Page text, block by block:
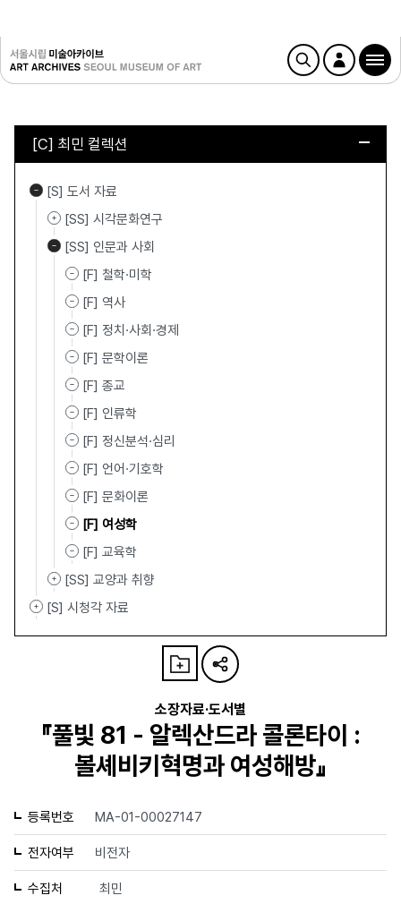
[C] 최민 컬렉션
[S] 도서 자료
[SS] 시각문화연구
[SS] 인문과 사회
[F] 철학·미학
[F] 역사
[F] 정치·사회·경제
[F] 문학이론
[F] 종교
[F] 인류학
[F] 정신분석·심리
[F] 언어·기호학
[F] 문화이론
[F] 여성학
[F] 교육학
[SS] 교양과 취향
[S] 시청각 자료
소장자료·도서별
『풀빛 81 - 알렉산드라 콜론타이 :
볼셰비키혁명과 여성해방』
등록번호 MA-01-00027147
전자여부 비전자
수집처 최민